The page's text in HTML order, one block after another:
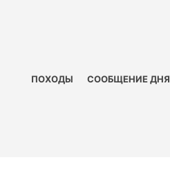
ПОХОДЫ СООБЩЕНИЕ ДНЯ